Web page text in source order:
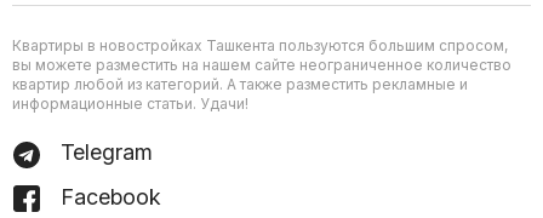
Квартиры в новостройках Ташкента пользуются большим спросом,
вы можете разместить на нашем сайте неограниченное количество
квартир любой из категорий. А также разместить рекламные и
информационные статьи. Удачи!
Telegram
Facebook